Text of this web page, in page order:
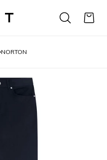
NORTON